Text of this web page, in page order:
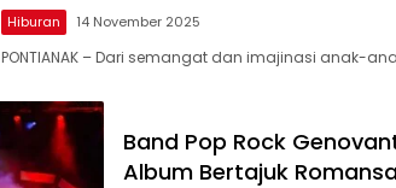
Hiburan 14 November 2025
PONTIANAK – Dari semangat dan imajinasi anak-
Band Pop Rock
Album Bertajuk